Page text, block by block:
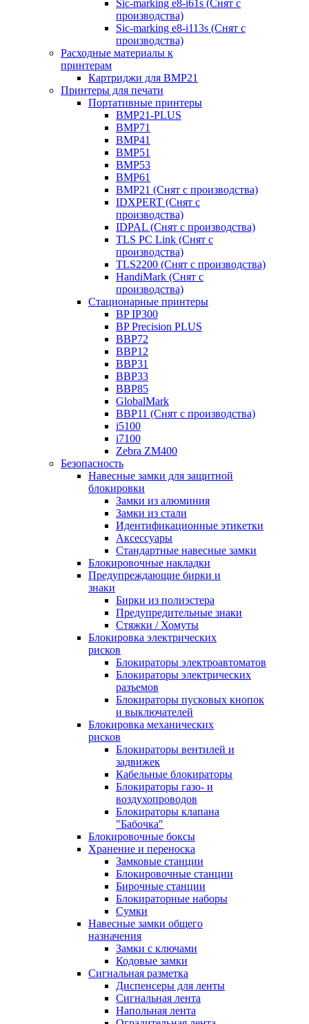
Sic-marking e8-i61s (Снят с
производства)
Sic-marking e8-i113s (Снят с
производства)
Расходные материалы к
принтерам
Картриджи для BMP21
Принтеры для печати
Портативные принтеры
BMP21-PLUS
BMP71
BMP41
BMP51
BMP53
BMP61
BMP21 (Снят с производства)
IDXPERT (Снят с
производства)
IDPAL (Снят с производства)
TLS PC Link (Снят с
производства)
TLS2200 (Снят с производства)
HandiMark (Снят с
производства)
Стационарные принтеры
BP IP300
BP Precision PLUS
BBP72
BBP12
BBP31
BBP33
BBP85
GlobalMark
BBP11 (Снят с производства)
i5100
i7100
Zebra ZM400
Безопасность
Навесные замки для защитной
блокировки
Замки из алюминия
Замки из стали
Идентификационные этикетки
Аксессуары
Стандартные навесные замки
Блокировочные накладки
Предупреждающие бирки и
знаки
Бирки из полиэстера
Предупредительные знаки
Стяжки / Хомуты
Блокировка электрических
рисков
Блокираторы электроавтоматов
Блокираторы электрических
разъемов
Блокираторы пусковых кнопок
и выключателей
Блокировка механических
рисков
Блокираторы вентилей и
задвижек
Кабельные блокираторы
Блокираторы газо- и
воздухопроводов
Блокираторы клапана
"Бабочка"
Блокировочные боксы
Хранение и переноска
Замковые станции
Блокировочные станции
Бирочные станции
Блокираторные наборы
Сумки
Навесные замки общего
назначения
Замки с ключами
Кодовые замки
Сигнальная разметка
Диспенсеры для ленты
Сигнальная лента
Напольная лента